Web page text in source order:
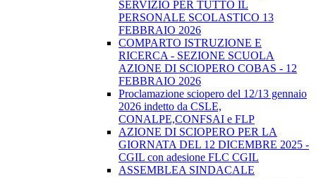
SERVIZIO PER TUTTO IL
PERSONALE SCOLASTICO 13
FEBBRAIO 2026
COMPARTO ISTRUZIONE E
RICERCA - SEZIONE SCUOLA
AZIONE DI SCIOPERO COBAS - 12
FEBBRAIO 2026
Proclamazione sciopero del 12/13 gennaio
2026 indetto da CSLE,
CONALPE,CONFSAI e FLP
AZIONE DI SCIOPERO PER LA
GIORNATA DEL 12 DICEMBRE 2025 -
CGIL con adesione FLC CGIL
ASSEMBLEA SINDACALE